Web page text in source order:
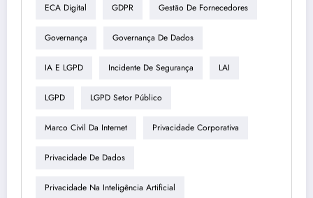
ECA Digital GDPR Gestão De Fornecedores
Governança Governança De Dados
IA E LGPD Incidente De Segurança LAI
LGPD LGPD Setor Público
Marco Civil Da Internet Privacidade Corporativa
Privacidade De Dados
Privacidade Na Inteligência Artificial